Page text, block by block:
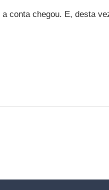
conta chegou. E, desta